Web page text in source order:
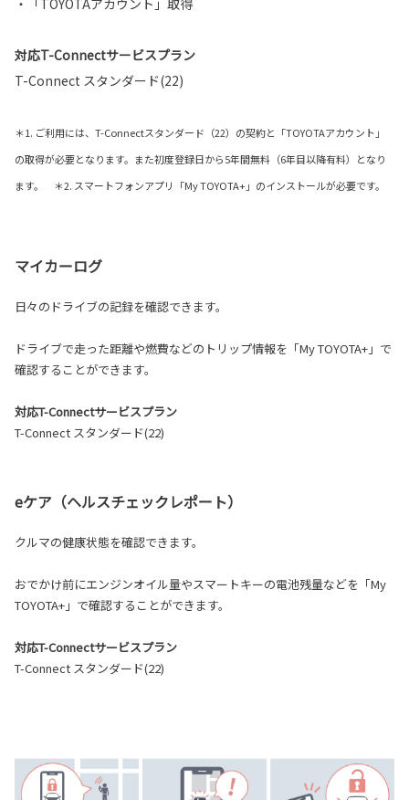
対応T-Connectサービスプラン
T-Connect スタンダード(22)
＊1. ご利用には、T-Connectスタンダード（22）の契約と「TOYOTAアカウント」
の取得が必要となります。また初度登録日から5年間無料（6年目以降有料）となり
ます。 ＊2. スマートフォンアプリ「My TOYOTA+」のインストールが必要です。
マイカーログ
日々のドライブの記録を確認できます。
ドライブで走った距離や燃費などのトリップ情報を「My TOYOTA+」で
確認することができます。
対応T-Connectサービスプラン
T-Connect スタンダード(22)
eケア（ヘルスチェックレポート）
クルマの健康状態を確認できます。
おでかけ前にエンジンオイル量やスマートキーの電池残量などを「My
TOYOTA+」で確認することができます。
対応T-Connectサービスプラン
T-Connect スタンダード(22)